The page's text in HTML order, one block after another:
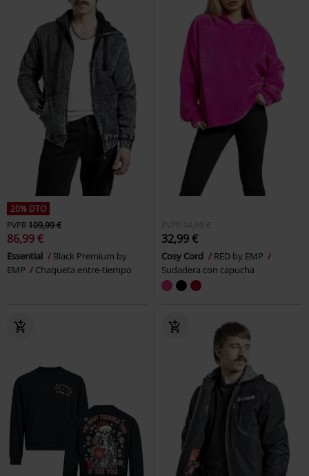
20% DTO
PVPR109,99 €
86,99 €
Essential
Black Premium by
EMP
Chaqueta entre-tiempo
PVPR 34,99 €
32,99 €
Cosy Cord
RED by EMP
Sudadera con capucha